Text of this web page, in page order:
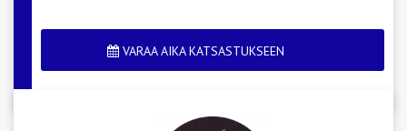
VARAA AIKA KATSASTUKSEEN